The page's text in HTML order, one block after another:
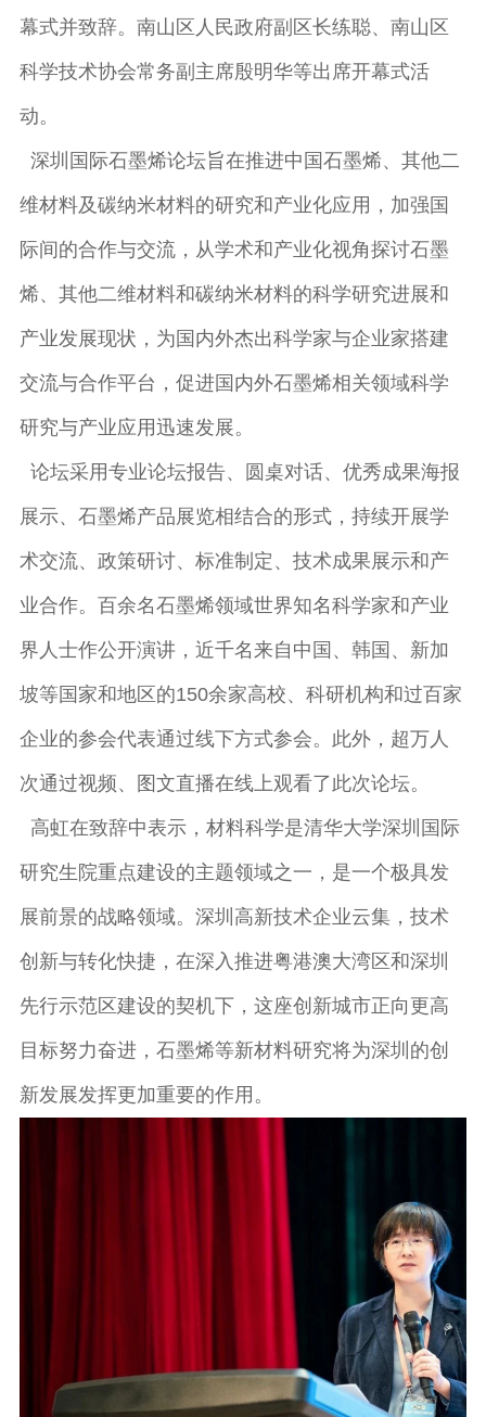
幕式并致辞。南山区人民政府副区长练聪、南山区
科学技术协会常务副主席殷明华等出席开幕式活
动。
深圳国际石墨烯论坛旨在推进中国石墨烯、其他二
维材料及碳纳米材料的研究和产业化应用，加强国
际间的合作与交流，从学术和产业化视角探讨石墨
烯、其他二维材料和碳纳米材料的科学研究进展和
产业发展现状，为国内外杰出科学家与企业家搭建
交流与合作平台，促进国内外石墨烯相关领域科学
研究与产业应用迅速发展。
论坛采用专业论坛报告、圆桌对话、优秀成果海报
展示、石墨烯产品展览相结合的形式，持续开展学
术交流、政策研讨、标准制定、技术成果展示和产
业合作。百余名石墨烯领域世界知名科学家和产业
界人士作公开演讲，近千名来自中国、韩国、新加
坡等国家和地区的150余家高校、科研机构和过百家
企业的参会代表通过线下方式参会。此外，超万人
次通过视频、图文直播在线上观看了此次论坛。
高虹在致辞中表示，材料科学是清华大学深圳国际
研究生院重点建设的主题领域之一，是一个极具发
展前景的战略领域。深圳高新技术企业云集，技术
创新与转化快捷，在深入推进粤港澳大湾区和深圳
先行示范区建设的契机下，这座创新城市正向更高
目标努力奋进，石墨烯等新材料研究将为深圳的创
新发展发挥更加重要的作用。